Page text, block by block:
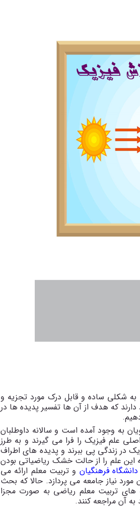
به شکلی ساده و قابل درک مورد تجزیه و
که هدف از آن ها تفسیر پدیده ها در
به وجود آمده است و سالانه داوطلبان
علم فیزیک را فرا می گیرند و به طرز
در زندگی پی ببرند و پدیده های اطراف
علم را از حالت خشک ریاضیاتی بودن
دانشگاه فرهنگیان و تربیت معلم ارائه می
نیاز جامعه می پردازد. حالا که بحث
های تربیت معلم ریاضی به صورت مجزا
آن مراجعه کنند.